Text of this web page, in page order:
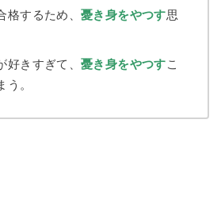
格するため、憂き身をやつす思
好きすぎて、憂き身をやつすこ
う。